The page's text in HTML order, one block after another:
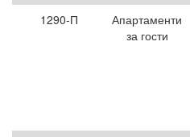
1290-П
Апартаменти
за гости